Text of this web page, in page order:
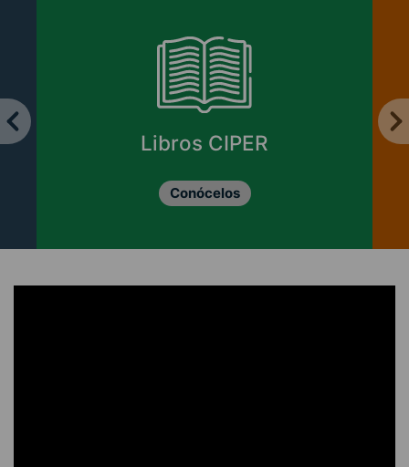
Libros CIPER
Conócelos